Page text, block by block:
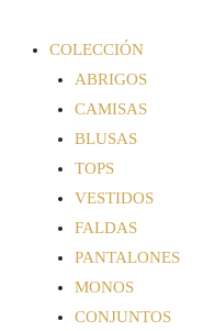
COLECCIÓN
ABRIGOS
CAMISAS
BLUSAS
TOPS
VESTIDOS
FALDAS
PANTALONES
MONOS
CONJUNTOS